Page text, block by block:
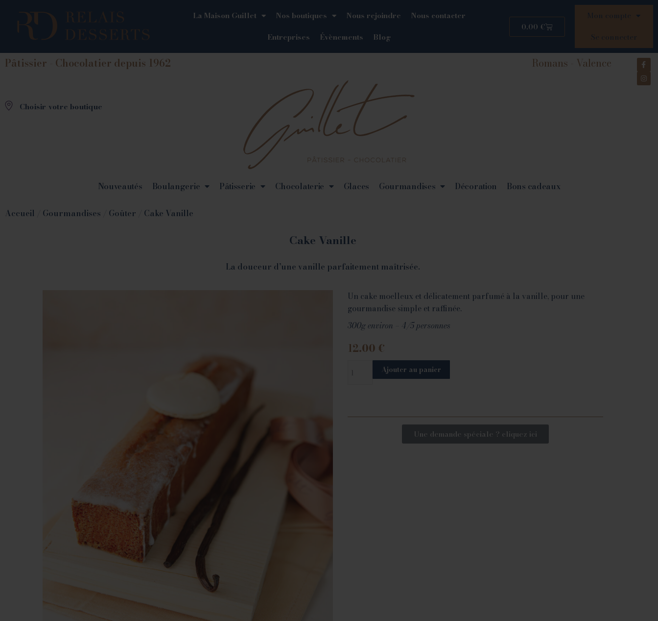
La Maison Guillet Nos boutiques Nous rejoindre
Nous contacter
Entreprises
Évènements Blog
0.00 €
Mon compte
Se connecter
Pâtissier - Chocolatier depuis 1962 Romans - Valence
Choisir votre boutique
Nouveautés Boulangerie Pâtisserie Chocolaterie Glaces Gourmandises Décoration Bons cadeaux
Accueil Gourmandises Goûter / Cake Vanille
Cake Vanille
La douceur d’une vanille parfaitement maîtrisée.
Un cake moelleux et délicatement parfumé à la vanille, pour une
gourmandise simple et raffinée.
300g environ – 4/5 personnes
12.00 €
Ajouter au panier
Une demande spéciale ? cliquez ici